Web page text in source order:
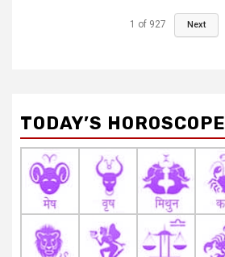
1 of 927 Next
TODAY’S HOROSCOPE